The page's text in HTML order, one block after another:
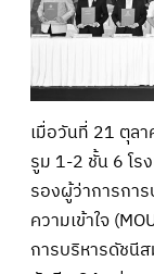
เมื่อวันที่ 21 ตุล
รูม 1-2 ชั้น 6 โร
รองผู้ว่าการกา
ความเข้าใจ
การบริหารดัชนี